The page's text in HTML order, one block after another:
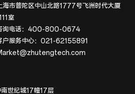
海市普陀区中山北路1777号飞洲时代大厦
室
询电话：400-800-0674
户服务中心：021-62155891
世纪城17幢17层